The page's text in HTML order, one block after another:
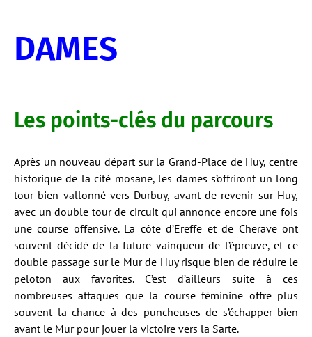
DAMES
Les points-clés du parcours
Après un nouveau départ sur la Grand-Place de Huy, centre
historique de la cité mosane, les dames s’offriront un long
tour bien vallonné vers Durbuy, avant de revenir sur Huy,
avec un double tour de circuit qui annonce encore une fois
une course offensive. La côte d’Ereffe et de Cherave ont
souvent décidé de la future vainqueur de l’épreuve, et ce
double passage sur le Mur de Huy risque bien de réduire le
peloton aux favorites. C’est d’ailleurs suite à ces
nombreuses attaques que la course féminine offre plus
souvent la chance à des puncheuses de s’échapper bien
avant le Mur pour jouer la victoire vers la Sarte.